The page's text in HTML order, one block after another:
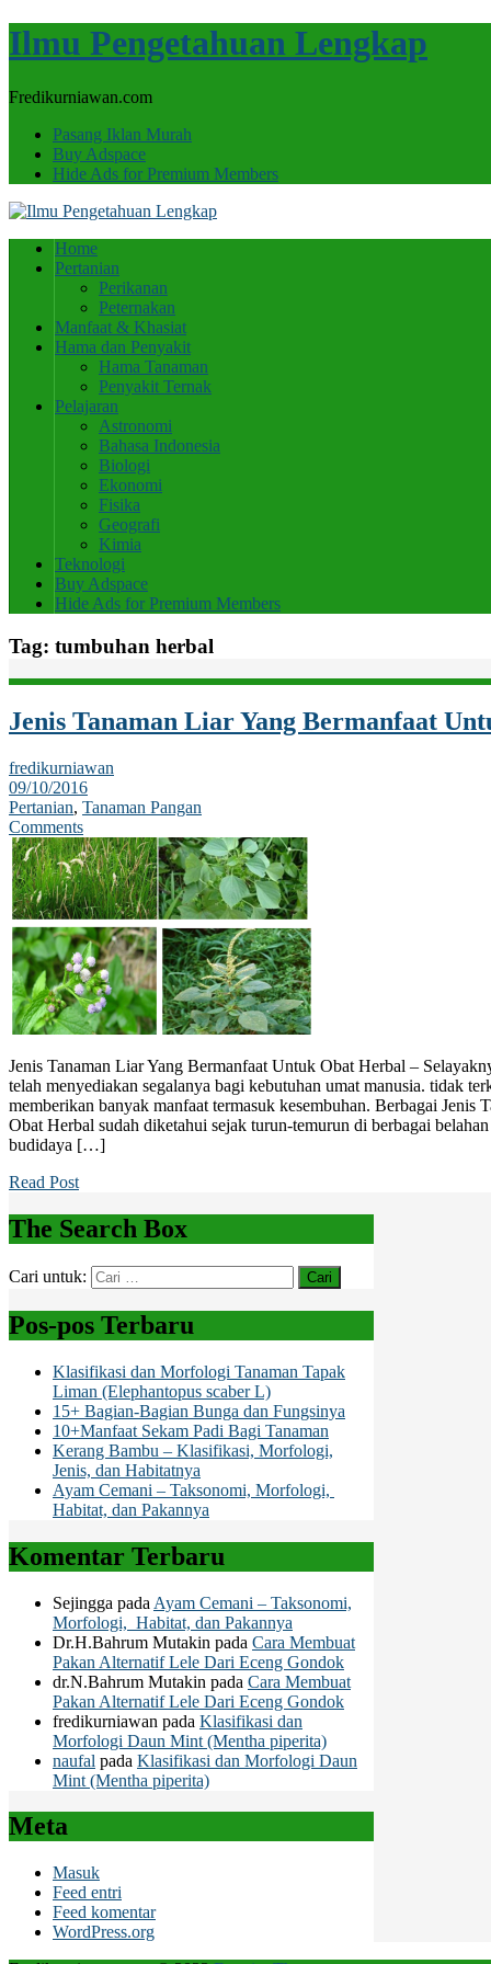
Ilmu Pengetahuan Lengkap
Fredikurniawan.com
Pasang Iklan Murah
Buy Adspace
Hide Ads for Premium Members
Home
Pertanian
Perikanan
Peternakan
Manfaat & Khasiat
Hama dan Penyakit
Hama Tanaman
Penyakit Ternak
Pelajaran
Astronomi
Bahasa Indonesia
Biologi
Ekonomi
Fisika
Geografi
Kimia
Teknologi
Buy Adspace
Hide Ads for Premium Members
Tag: tumbuhan herbal
Jenis Tanaman Liar Yang Bermanfaat
fredikurniawan
09/10/2016
Pertanian, Tanaman Pangan
Comments
Jenis Tanaman Liar Yang Bermanfaat Untuk Obat Herbal –
telah menyediakan segalanya bagi kebutuhan umat manusia. tidak
memberikan banyak manfaat termasuk kesembuhan. Berbagai Jenis
Obat Herbal sudah diketahui sejak turun-temurun di berbagai
budidaya […]
Read Post
The Search Box
Cari untuk:
Pos-pos Terbaru
Klasifikasi dan Morfologi Tanaman Tapak
Liman (Elephantopus scaber L)
15+ Bagian-Bagian Bunga dan Fungsinya
10+Manfaat Sekam Padi Bagi Tanaman
Kerang Bambu – Klasifikasi, Morfologi,
Jenis, dan Habitatnya
Ayam Cemani – Taksonomi, Morfologi,
Habitat, dan Pakannya
Komentar Terbaru
Sejingga pada Ayam Cemani – Taksonomi,
Morfologi, Habitat, dan Pakannya
Dr.H.Bahrum Mutakin pada Cara Membuat
Pakan Alternatif Lele Dari Eceng Gondok
dr.N.Bahrum Mutakin pada Cara Membuat
Pakan Alternatif Lele Dari Eceng Gondok
fredikurniawan pada Klasifikasi dan
Morfologi Daun Mint (Mentha piperita)
naufal pada Klasifikasi dan Morfologi Daun
Mint (Mentha piperita)
Meta
Masuk
Feed entri
Feed komentar
WordPress.org